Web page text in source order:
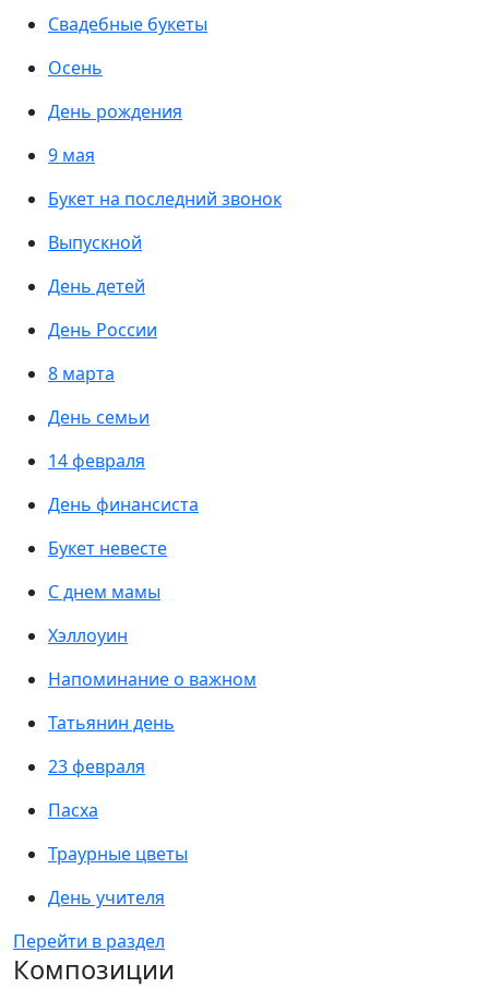
Свадебные букеты
Осень
День рождения
9 мая
Букет на последний звонок
Выпускной
День детей
День России
8 марта
День семьи
14 февраля
День финансиста
Букет невесте
С днем мамы
Хэллоуин
Напоминание о важном
Татьянин день
23 февраля
Пасха
Траурные цветы
День учителя
Перейти в раздел
Композиции